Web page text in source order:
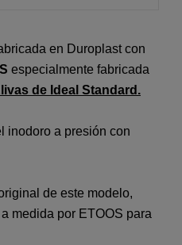
en Duroplast con
especialmente fabricada
de Ideal Standard.
inodoro a presión con
de este modelo,
medida por ETOOS para